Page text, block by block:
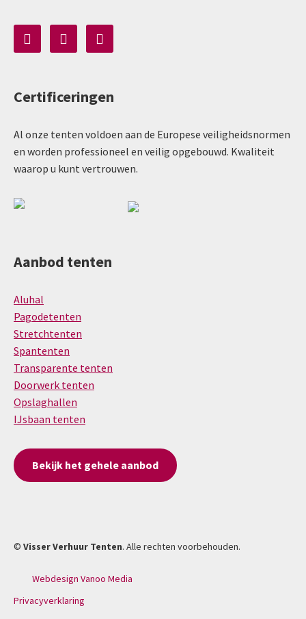
Certificeringen
Al onze tenten voldoen aan de Europese veiligheidsnormen
en worden professioneel en veilig opgebouwd. Kwaliteit
waarop u kunt vertrouwen.
Aanbod tenten
Aluhal
Pagodetenten
Stretchtenten
Spantenten
Transparente tenten
Doorwerk tenten
Opslaghallen
IJsbaan tenten
Bekijk het gehele aanbod
© Visser Verhuur Tenten. Alle rechten voorbehouden.
Webdesign Vanoo Media
Privacyverklaring